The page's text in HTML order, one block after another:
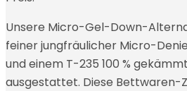
Unsere Micro-Gel-Down-
feiner jungfräulicher Micro-
und einem T-235 100 %
ausgestattet. Diese Bettwaren-